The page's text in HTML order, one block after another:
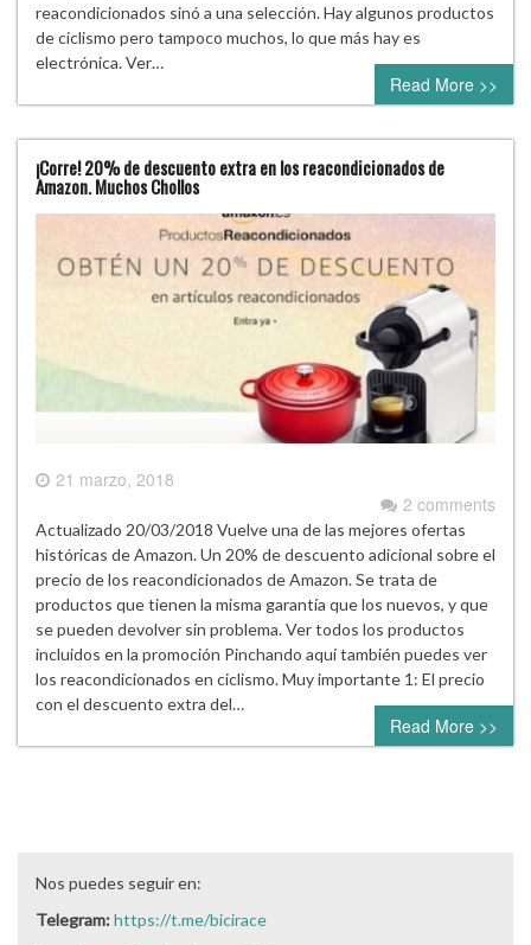
reacondicionados sinó a una selección. Hay algunos productos
de ciclismo pero tampoco muchos, lo que más hay es
electrónica. Ver…
Read More >>
¡Corre! 20% de descuento extra en los reacondicionados de
Amazon. Muchos Chollos
21 marzo, 2018
2 comments
Actualizado 20/03/2018 Vuelve una de las mejores ofertas
históricas de Amazon. Un 20% de descuento adicional sobre el
precio de los reacondicionados de Amazon. Se trata de
productos que tienen la misma garantía que los nuevos, y que
se pueden devolver sin problema. Ver todos los productos
incluidos en la promoción Pinchando aquí también puedes ver
los reacondicionados en ciclismo. Muy importante 1: El precio
con el descuento extra del…
Read More >>
Nos puedes seguir en:
Telegram:https://t.me/bicirace